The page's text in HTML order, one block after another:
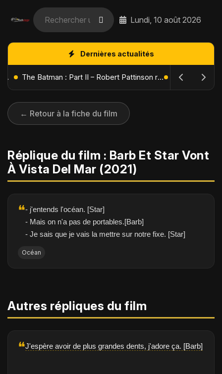
Lundi, 10 août 2026
Dernières actualités
L'Âge de Glace : Le Réveil du Volcan – Manny, Sid et Diego de retour pour une aventure explosive The Batman : Part II – Robert Pattinson replonge dans les ténèbres de Gotham dès octobre 2027
← Retour à la fiche du film
Réplique du film : Barb Et Star Vont
À Vista Del Mar (2021)
❝- j'entends l'océan. [Star]
- Mais on n'a pas de portables.[Barb]
- Je sais que je vais la mettre sur notre fixe. [Star]
Océan
Autres répliques du film
❝J'espère avoir de plus grandes dents, j'adore ça. [Barb]